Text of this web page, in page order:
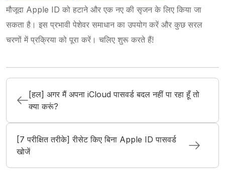
मौजूदा Apple ID को हटाने और एक नए की सृजन के लिए किया जा
सकता है। इस प्रभावी पेशेवर समाधान का उपयोग करें और कुछ सरल
चरणों में प्रक्रिया को पूरा करें। चलिए शुरू करते हैं!
[हल] अगर मैं अपना iCloud पासवर्ड बदल नहीं पा रहा हूँ तो
क्या करूं?
[7 परीक्षित तरीके] रीसेट किए बिना Apple ID पासवर्ड
खोजें